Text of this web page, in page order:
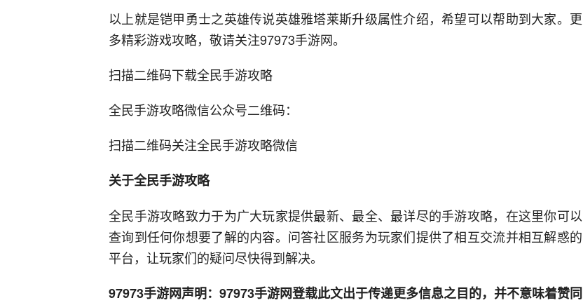
以上就是铠甲勇士之英雄传说英雄雅塔莱斯升级属性介绍，希望可以帮助到大家。更
多精彩游戏攻略，敬请关注97973手游网。
扫描二维码下载全民手游攻略
全民手游攻略微信公众号二维码：
扫描二维码关注全民手游攻略微信
关于全民手游攻略
全民手游攻略致力于为广大玩家提供最新、最全、最详尽的手游攻略，在这里你可以
查询到任何你想要了解的内容。问答社区服务为玩家们提供了相互交流并相互解惑的
平台，让玩家们的疑问尽快得到解决。
97973手游网声明：97973手游网登载此文出于传递更多信息之目的，并不意味着赞同